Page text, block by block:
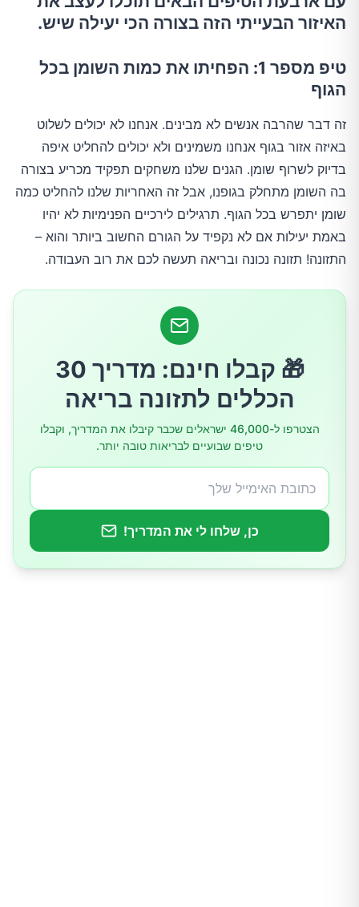
כפיפות מרפקים
לאנגים (מכרעים)
כפיפות בטן
סקוואטים
טיפ מספר 3: תרגילים ממוקדים לחיטוב הירכיים
הפנימיות
טיפ מספר 4: עשו אימוני הפוגות כדי לזרז את
שריפת השומן
האיזור הבעייתי הזה בצורה הכי יעילה שיש.
טיפ מספר 1: הפחיתו את כמות השומן בכל
הגוף
זה דבר שהרבה אנשים לא מבינים. אנחנו לא יכולים לשלוט
באיזה אזור בגוף אנחנו משמינים ולא יכולים להחליט איפה
בדיוק לשרוף שומן. הגנים שלנו משחקים תפקיד מכריע בצורה
בה השומן מתחלק בגופנו, אבל זה האחריות שלנו להחליט כמה
שומן יתפרש בכל הגוף. תרגילים לירכיים הפנימיות לא יהיו
באמת יעילות אם לא נקפיד על הגורם החשוב ביותר והוא –
התזונה! תזונה נכונה ובריאה תעשה לכם את רוב העבודה.
🎁 קבלו חינם: מדריך 30
הכללים לתזונה בריאה
הצטרפו ל-46,000 ישראלים שכבר קיבלו את המדריך, וקבלו
טיפים שבועיים לבריאות טובה יותר.
כן, שלחו לי את המדריך!